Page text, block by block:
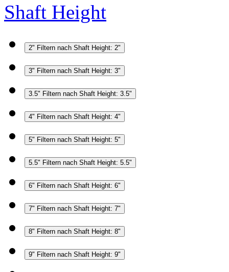
Shaft Height
2" Filtern nach Shaft Height: 2"
3" Filtern nach Shaft Height: 3"
3.5" Filtern nach Shaft Height: 3.5"
4" Filtern nach Shaft Height: 4"
5" Filtern nach Shaft Height: 5"
5.5" Filtern nach Shaft Height: 5.5"
6" Filtern nach Shaft Height: 6"
7" Filtern nach Shaft Height: 7"
8" Filtern nach Shaft Height: 8"
9" Filtern nach Shaft Height: 9"